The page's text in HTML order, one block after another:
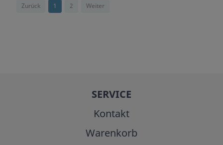
Zurück 1 2 Weiter
SERVICE
Kontakt
Warenkorb